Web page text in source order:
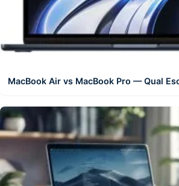
MacBook Air vs MacBook Pro — Qual